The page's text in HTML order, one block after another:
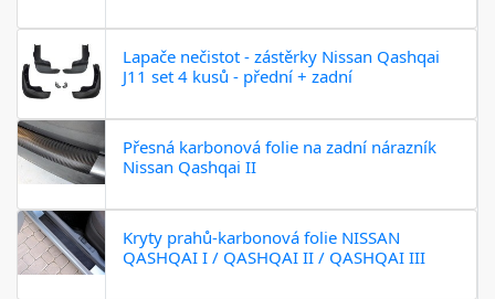
Lapače nečistot - zástěrky Nissan Qashqai
J11 set 4 kusů - přední + zadní
Přesná karbonová folie na zadní nárazník
Nissan Qashqai II
Kryty prahů-karbonová folie NISSAN
QASHQAI I / QASHQAI II / QASHQAI III